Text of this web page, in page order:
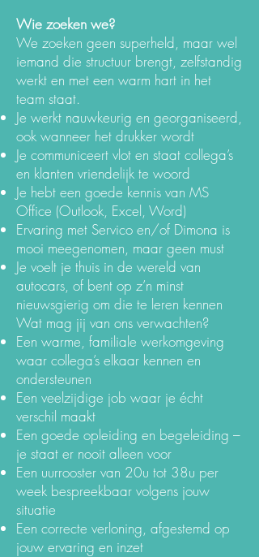
Wie zoeken we?
We zoeken geen superheld, maar wel
iemand die structuur brengt, zelfstandig
werkt en met een warm hart in het
team staat.
Je werkt nauwkeurig en georganiseerd,
ook wanneer het drukker wordt
Je communiceert vlot en staat collega’s
en klanten vriendelijk te woord
Je hebt een goede kennis van MS
Office (Outlook, Excel, Word)
Ervaring met Servico en/of Dimona is
mooi meegenomen, maar geen must
Je voelt je thuis in de wereld van
autocars, of bent op z’n minst
nieuwsgierig om die te leren kennen
Wat mag jij van ons verwachten?
Een warme, familiale werkomgeving
waar collega’s elkaar kennen en
ondersteunen
Een veelzijdige job waar je écht
verschil maakt
Een goede opleiding en begeleiding –
je staat er nooit alleen voor
Een uurrooster van 20u tot 38u per
week bespreekbaar volgens jouw
situatie
Een correcte verloning, afgestemd op
jouw ervaring en inzet